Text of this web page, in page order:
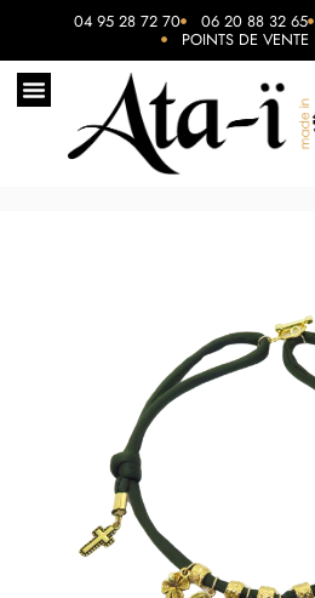
04 95 28 72 70 06 20 88 32 65
POINTS DE VENTE